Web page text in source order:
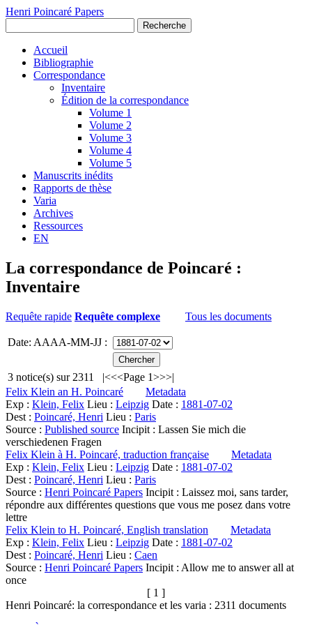
Henri Poincaré Papers
Recherche
Accueil
Bibliographie
Correspondance
Inventaire
Édition de la correspondance
Volume 1
Volume 2
Volume 3
Volume 4
Volume 5
Manuscrits inédits
Rapports de thèse
Varia
Archives
Ressources
EN
La correspondance de Poincaré :
Inventaire
Requête rapide Requête complexe Tous les documents
Date: AAAA-MM-JJ :
3 notice(s) sur 2311 |<<<Page 1>>>|
Felix Klein an H. Poincaré
Metadata
Exp : Klein, Felix Lieu : Leipzig Date : 1881-07-02
Dest : Poincaré, Henri Lieu : Paris
Source : Published source Incipit : Lassen Sie mich die
verschiedenen Fragen
Felix Klein à H. Poincaré, traduction française
Metadata
Exp : Klein, Felix Lieu : Leipzig Date : 1881-07-02
Dest : Poincaré, Henri Lieu : Paris
Source : Henri Poincaré Papers Incipit : Laissez moi, sans tarder,
répondre aux différentes questions que vous me posez dans votre
lettre
Felix Klein to H. Poincaré, English translation
Metadata
Exp : Klein, Felix Lieu : Leipzig Date : 1881-07-02
Dest : Poincaré, Henri Lieu : Caen
Source : Henri Poincaré Papers Incipit : Allow me to answer all at
once
[ 1 ]
Henri Poincaré: la correspondance et les varia : 2311 documents